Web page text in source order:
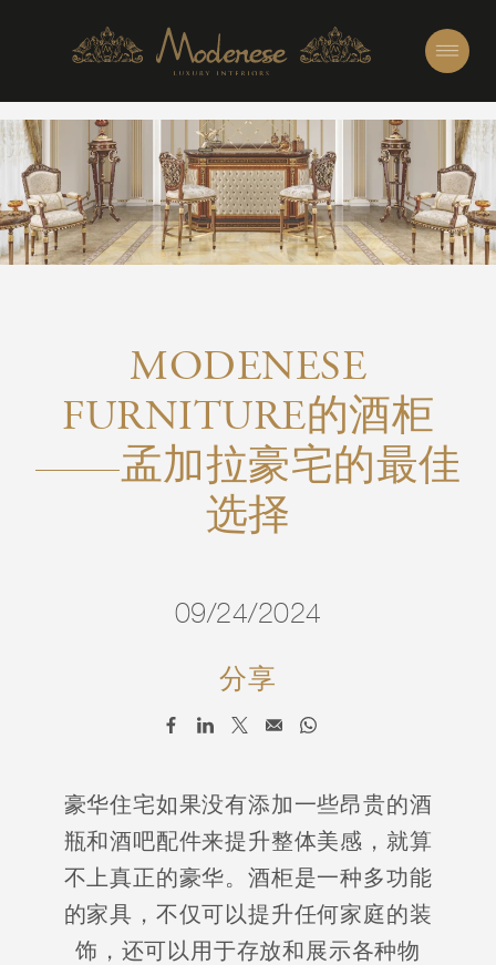
MODENESE
FURNITURE的酒柜
——孟加拉豪宅的最佳
选择
09/24/2024
分享
豪华住宅如果没有添加一些昂贵的酒
瓶和酒吧配件来提升整体美感，就算
不上真正的豪华。酒柜是一种多功能
的家具，不仅可以提升任何家庭的装
饰，还可以用于存放和展示各种物